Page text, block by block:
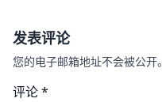
发表评论
您的电子邮箱地址不会被公开。
评论*